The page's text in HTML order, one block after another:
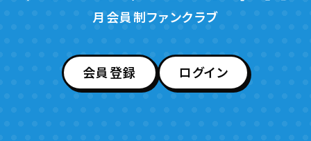
月会員制ファンクラブ
会員登録 ログイン